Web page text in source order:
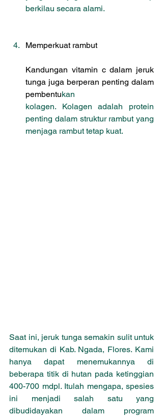
berkilau secara alami.
Memperkuat rambut
Kandungan vitamin c dalam jeruk
tunga juga berperan penting dalam
pembentukan
kolagen. Kolagen adalah protein
penting dalam struktur rambut yang
menjaga rambut tetap kuat.
Saat ini, jeruk tunga semakin sulit untuk
ditemukan di Kab. Ngada, Flores. Kami
hanya dapat menemukannya di
beberapa titik di hutan pada ketinggian
400-700 mdpl. Itulah mengapa, spesies
ini menjadi salah satu yang
dibudidayakan dalam program